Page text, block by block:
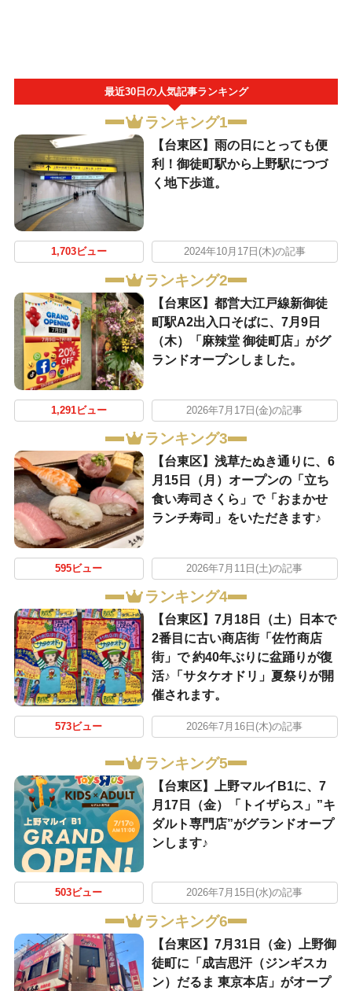
最近30日の人気記事ランキング
ランキング1
【台東区】雨の日にとっても便
利！御徒町駅から上野駅につづ
く地下歩道。
1,703ビュー 2024年10月17日(木)の記事
ランキング2
【台東区】都営大江戸線新御徒
町駅A2出入口そばに、7月9日
（木）「麻辣堂 御徒町店」がグ
ランドオープンしました。
1,291ビュー 2026年7月17日(金)の記事
ランキング3
【台東区】浅草たぬき通りに、6
月15日（月）オープンの「立ち
食い寿司さくら」で「おまかせ
ランチ寿司」をいただきます♪
595ビュー 2026年7月11日(土)の記事
ランキング4
【台東区】7月18日（土）日本で
2番目に古い商店街「佐竹商店
街」で 約40年ぶりに盆踊りが復
活♪「サタケオドリ」夏祭りが開
催されます。
573ビュー 2026年7月16日(木)の記事
ランキング5
【台東区】上野マルイB1に、7
月17日（金）「トイザらス」”キ
ダルト専門店”がグランドオープ
ンします♪
503ビュー 2026年7月15日(水)の記事
ランキング6
【台東区】7月31日（金）上野御
徒町に「成吉思汗（ジンギスカ
ン）だるま 東京本店」がオープ